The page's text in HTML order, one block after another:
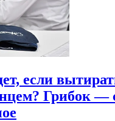
если
Грибок —